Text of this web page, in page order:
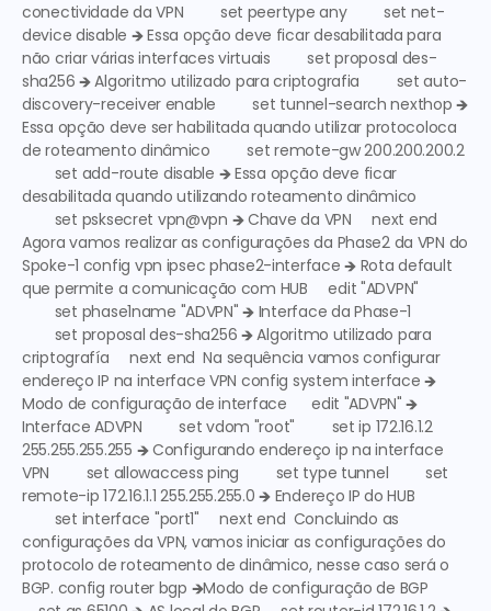
conectividade da VPN set peertype any         set net-
device disable 🡺 Essa opção deve ficar desabilitada para
não criar várias interfaces virtuais set proposal des-
sha256 🡺 Algoritmo utilizado para criptografia set auto-
discovery-receiver enable         set tunnel-search nexthop 🡺
Essa opção deve ser habilitada quando utilizar protocoloca
de roteamento dinâmico set remote-gw 200.200.200.2
set add-route disable 🡺 Essa opção deve ficar
desabilitada quando utilizando roteamento dinâmico
set psksecret vpn@vpn 🡺 Chave da VPN next end
Agora vamos realizar as configurações da Phase2 da VPN do
Spoke-1 config vpn ipsec phase2-interface 🡺 Rota default
que permite a comunicação com HUB edit "ADVPN"
set phase1name "ADVPN" 🡺 Interface da Phase-1
set proposal des-sha256 🡺 Algoritmo utilizado para
criptografía next end  Na sequência vamos configurar
endereço IP na interface VPN config system interface 🡺
Modo de configuração de interface
Interface ADVPN set vdom "root"         set ip 172.16.1.2
255.255.255.255 🡺 Configurando endereço ip na interface
VPN set allowaccess ping         set type tunnel         set
remote-ip 172.16.1.1 255.255.255.0 🡺 Endereço IP do HUB
set interface "port1"     next end  Concluindo as
configurações da VPN, vamos iniciar as configurações do
protocolo de roteamento de dinâmico, nesse caso será o
BGP. config router bgp 🡺Modo de configuração de BGP